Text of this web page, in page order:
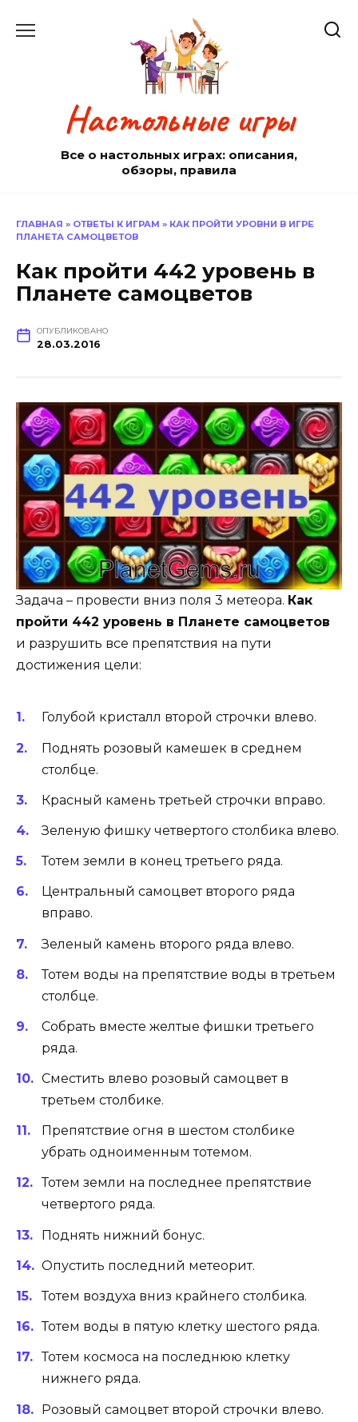
Настольные игры
Все о настольных играх: описания,
обзоры, правила
ГЛАВНАЯ » ОТВЕТЫ К ИГРАМ » КАК ПРОЙТИ УРОВНИ В ИГРЕ
ПЛАНЕТА САМОЦВЕТОВ
Как пройти 442 уровень в
Планете самоцветов
ОПУБЛИКОВАНО
28.03.2016
Задача – провести вниз поля 3 метеора. Как
пройти 442 уровень в Планете самоцветов
и разрушить все препятствия на пути
достижения цели:
Голубой кристалл второй строчки влево.
Поднять розовый камешек в среднем
столбце.
Красный камень третьей строчки вправо.
Зеленую фишку четвертого столбика влево.
Тотем земли в конец третьего ряда.
Центральный самоцвет второго ряда
вправо.
Зеленый камень второго ряда влево.
Тотем воды на препятствие воды в третьем
столбце.
Собрать вместе желтые фишки третьего
ряда.
Сместить влево розовый самоцвет в
третьем столбике.
Препятствие огня в шестом столбике
убрать одноименным тотемом.
Тотем земли на последнее препятствие
четвертого ряда.
Поднять нижний бонус.
Опустить последний метеорит.
Тотем воздуха вниз крайнего столбика.
Тотем воды в пятую клетку шестого ряда.
Тотем космоса на последнюю клетку
нижнего ряда.
Розовый самоцвет второй строчки влево.